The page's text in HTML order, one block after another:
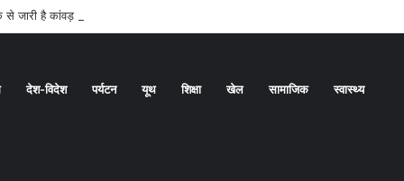
जारी है कांवड़ यात्रा
देश-विदेश पर्यटन यूथ शिक्षा खेल सामाजिक स्वास्थ्य